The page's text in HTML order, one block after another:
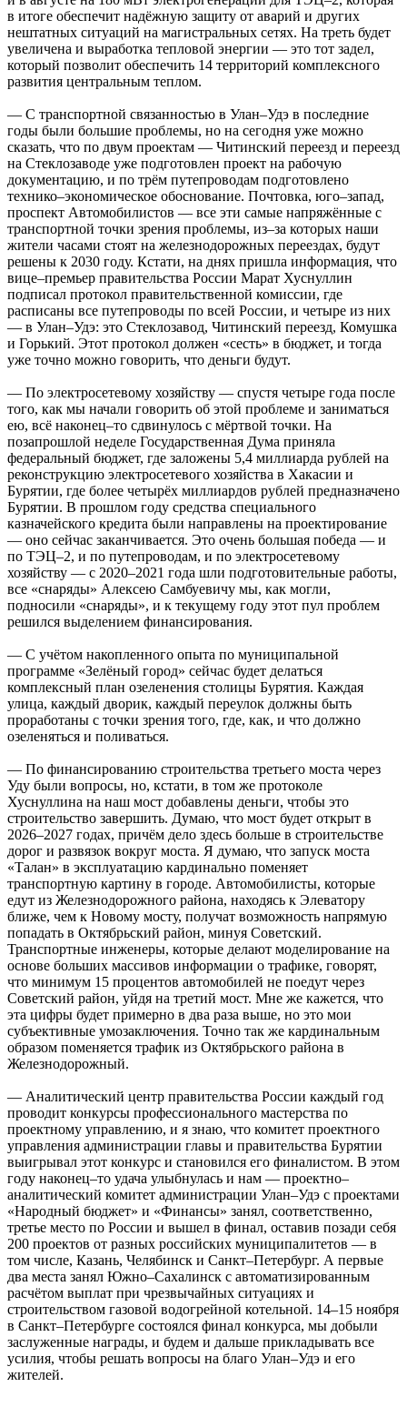
в итоге обеспечит надёжную защиту от аварий и других
нештатных ситуаций на магистральных сетях. На треть будет
увеличена и выработка тепловой энергии — это тот задел,
который позволит обеспечить 14 территорий комплексного
развития центральным теплом.
— С транспортной связанностью в Улан–Удэ в последние
годы были большие проблемы, но на сегодня уже можно
сказать, что по двум проектам — Читинский переезд и переезд
на Стеклозаводе уже подготовлен проект на рабочую
документацию, и по трём путепроводам подготовлено
технико–экономическое обоснование. Почтовка, юго–запад,
проспект Автомобилистов — все эти самые напряжённые с
транспортной точки зрения проблемы, из–за которых наши
жители часами стоят на железнодорожных переездах, будут
решены к 2030 году. Кстати, на днях пришла информация, что
вице–премьер правительства России Марат Хуснуллин
подписал протокол правительственной комиссии, где
расписаны все путепроводы по всей России, и четыре из них
— в Улан–Удэ: это Стеклозавод, Читинский переезд, Комушка
и Горький. Этот протокол должен «сесть» в бюджет, и тогда
уже точно можно говорить, что деньги будут.
— По электросетевому хозяйству — спустя четыре года после
того, как мы начали говорить об этой проблеме и заниматься
ею, всё наконец–то сдвинулось с мёртвой точки. На
позапрошлой неделе Государственная Дума приняла
федеральный бюджет, где заложены 5,4 миллиарда рублей на
реконструкцию электросетевого хозяйства в Хакасии и
Бурятии, где более четырёх миллиардов рублей предназначено
Бурятии. В прошлом году средства специального
казначейского кредита были направлены на проектирование
— оно сейчас заканчивается. Это очень большая победа — и
по ТЭЦ–2, и по путепроводам, и по электросетевому
хозяйству — с 2020–2021 года шли подготовительные работы,
все «снаряды» Алексею Самбуевичу мы, как могли,
подносили «снаряды», и к текущему году этот пул проблем
решился выделением финансирования.
— С учётом накопленного опыта по муниципальной
программе «Зелёный город» сейчас будет делаться
комплексный план озеленения столицы Бурятия. Каждая
улица, каждый дворик, каждый переулок должны быть
проработаны с точки зрения того, где, как, и что должно
озеленяться и поливаться.
— По финансированию строительства третьего моста через
Уду были вопросы, но, кстати, в том же протоколе
Хуснуллина на наш мост добавлены деньги, чтобы это
строительство завершить. Думаю, что мост будет открыт в
2026–2027 годах, причём дело здесь больше в строительстве
дорог и развязок вокруг моста. Я думаю, что запуск моста
«Талан» в эксплуатацию кардинально поменяет
транспортную картину в городе. Автомобилисты, которые
едут из Железнодорожного района, находясь к Элеватору
ближе, чем к Новому мосту, получат возможность напрямую
попадать в Октябрьский район, минуя Советский.
Транспортные инженеры, которые делают моделирование на
основе больших массивов информации о трафике, говорят,
что минимум 15 процентов автомобилей не поедут через
Советский район, уйдя на третий мост. Мне же кажется, что
эта цифры будет примерно в два раза выше, но это мои
субъективные умозаключения. Точно так же кардинальным
образом поменяется трафик из Октябрьского района в
Железнодорожный.
— Аналитический центр правительства России каждый год
проводит конкурсы профессионального мастерства по
проектному управлению, и я знаю, что комитет проектного
управления администрации главы и правительства Бурятии
выигрывал этот конкурс и становился его финалистом. В этом
году наконец–то удача улыбнулась и нам — проектно–
аналитический комитет администрации Улан–Удэ с проектами
«Народный бюджет» и «Финансы» занял, соответственно,
третье место по России и вышел в финал, оставив позади себя
200 проектов от разных российских муниципалитетов — в
том числе, Казань, Челябинск и Санкт–Петербург. А первые
два места занял Южно–Сахалинск с автоматизированным
расчётом выплат при чрезвычайных ситуациях и
строительством газовой водогрейной котельной. 14–15 ноября
в Санкт–Петербурге состоялся финал конкурса, мы добыли
заслуженные награды, и будем и дальше прикладывать все
усилия, чтобы решать вопросы на благо Улан–Удэ и его
жителей.